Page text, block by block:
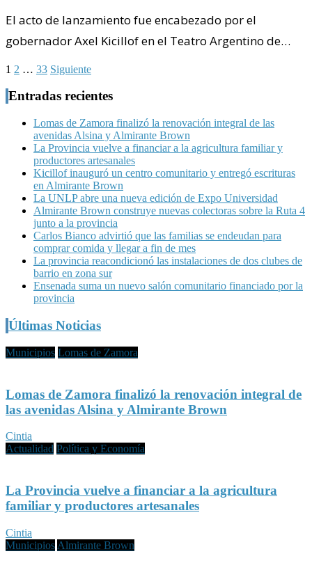
El acto de lanzamiento fue encabezado por el
gobernador Axel Kicillof en el Teatro Argentino de…
Paginación
de
entradas
1 2 … 33 Siguiente
Entradas recientes
Lomas de Zamora finalizó la renovación integral de las
avenidas Alsina y Almirante Brown
La Provincia vuelve a financiar a la agricultura familiar y
productores artesanales
Kicillof inauguró un centro comunitario y entregó escrituras
en Almirante Brown
La UNLP abre una nueva edición de Expo Universidad
Almirante Brown construye nuevas colectoras sobre la Ruta 4
junto a la provincia
Carlos Bianco advirtió que las familias se endeudan para
comprar comida y llegar a fin de mes
La provincia reacondicionó las instalaciones de dos clubes de
barrio en zona sur
Ensenada suma un nuevo salón comunitario financiado por la
provincia
Últimas Noticias
Municipios Lomas de Zamora
Lomas de Zamora finalizó la renovación integral de
las avenidas Alsina y Almirante Brown
Cintia
Actualidad Política y Economía
La Provincia vuelve a financiar a la agricultura
familiar y productores artesanales
Cintia
Municipios Almirante Brown